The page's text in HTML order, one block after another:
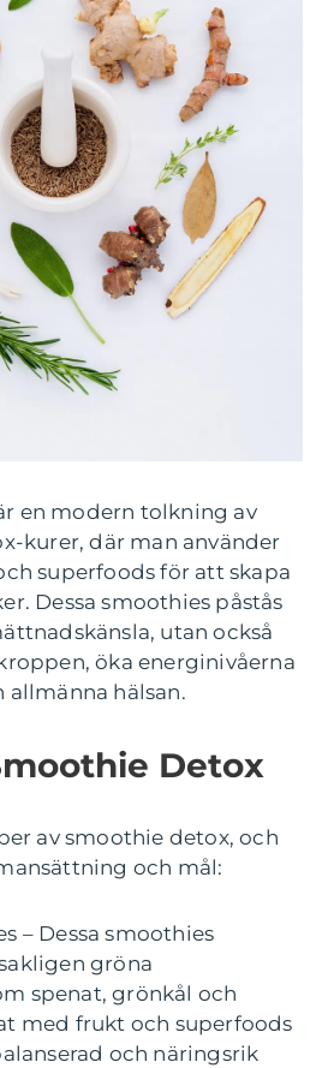
en modern tolkning av
kurer, där man använder
superfoods för att skapa
Dessa smoothies påstås
utan också
öka energinivåerna
hälsan.
Detox
av smoothie detox, och
och mål:
– Dessa smoothies
gröna
spenat, grönkål och
med frukt och superfoods
och näringsrik